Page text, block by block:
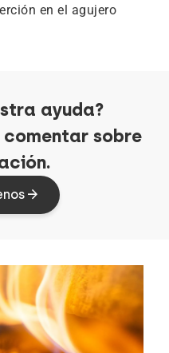
en el agujero
ayuda?
sobre